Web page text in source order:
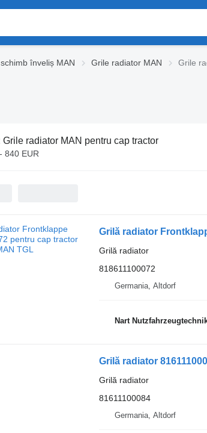
înveliș MAN Grile radiator MAN Grile
Grile radiator MAN pentru cap tractor
840 EUR
Grilă radiator
Grilă radiator
818611100072
Germania, Altdorf
Nart
Grilă radiator
Grilă radiator
81611100084
Germania, Altdorf